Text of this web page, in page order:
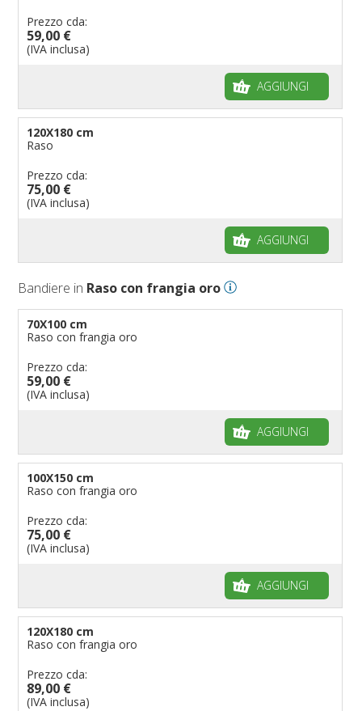
Prezzo cda:
59,00 €
(IVA inclusa)
AGGIUNGI
120X180 cm
Raso
Prezzo cda:
75,00 €
(IVA inclusa)
AGGIUNGI
Bandiere in Raso con frangia oro
70X100 cm
Raso con frangia oro
Prezzo cda:
59,00 €
(IVA inclusa)
AGGIUNGI
100X150 cm
Raso con frangia oro
Prezzo cda:
75,00 €
(IVA inclusa)
AGGIUNGI
120X180 cm
Raso con frangia oro
Prezzo cda:
89,00 €
(IVA inclusa)